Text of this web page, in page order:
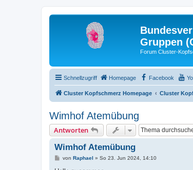
Gruppen
Forum Cluster-
Schnellzugriff Homepage Facebook
Cluster Kopfschmerz Homepage Cluster
Wimhof Atemübung
Antworten
Wimhof Atemübung
Bvon Raphael » So 23. Jun 2024, 14:10